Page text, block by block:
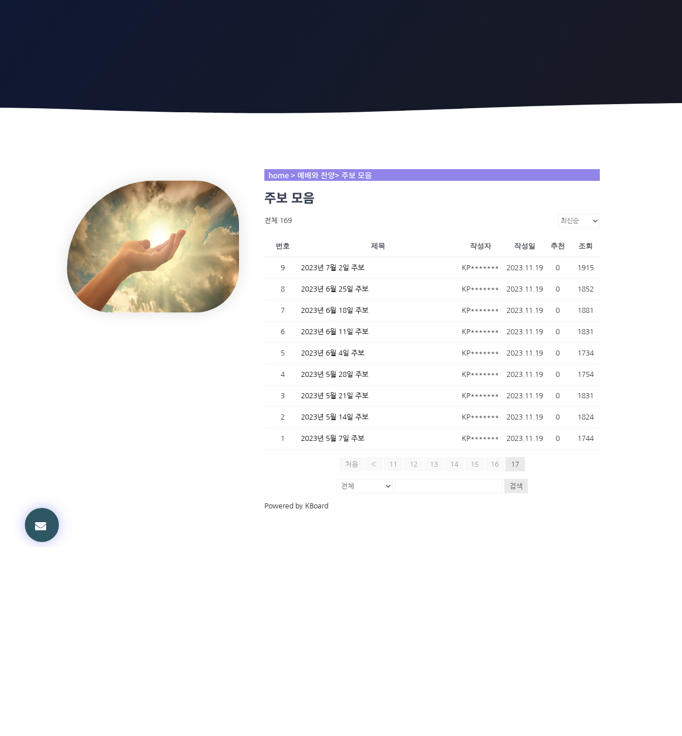
home > 예배와 찬양> 주보 모음
주보 모음
전체 169
번호 제목 작성자 작성일 추천 조회
9 2023년 7월 2일 주보 KP******* 2023.11.19 0 1915
8 2023년 6월 25일 주보 KP******* 2023.11.19 0 1852
7 2023년 6월 18일 주보 KP******* 2023.11.19 0 1881
6 2023년 6월 11일 주보 KP******* 2023.11.19 0 1831
5 2023년 6월 4일 주보 KP******* 2023.11.19 0 1734
4 2023년 5월 28일 주보 KP******* 2023.11.19 0 1754
3 2023년 5월 21일 주보 KP******* 2023.11.19 0 1831
2 2023년 5월 14일 주보 KP******* 2023.11.19 0 1824
1 2023년 5월 7일 주보 KP******* 2023.11.19 0 1744
처음 « 11 12 13 14 15 16 17
검색
Powered by KBoard